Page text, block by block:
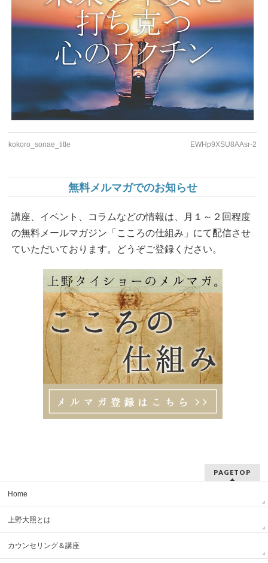
kokoro_sonae_title EWHp9XSU8AAsr-2
無料メルマガでのお知らせ
講座、イベント、コラムなどの情報は、月１～２回程度
の無料メールマガジン「こころの仕組み」にて配信させ
ていただいております。どうぞご登録ください。
PAGETOP
Home
上野大照とは
カウンセリング＆講座